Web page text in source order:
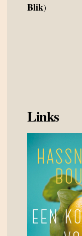
Blik)
Links